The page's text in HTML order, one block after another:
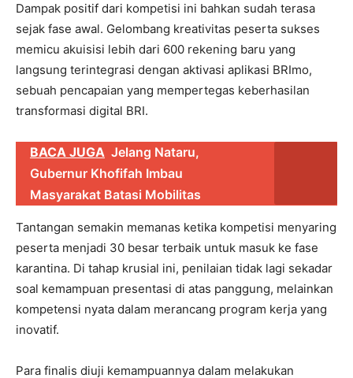
Dampak positif dari kompetisi ini bahkan sudah terasa
sejak fase awal. Gelombang kreativitas peserta sukses
memicu akuisisi lebih dari 600 rekening baru yang
langsung terintegrasi dengan aktivasi aplikasi BRImo,
sebuah pencapaian yang mempertegas keberhasilan
transformasi digital BRI.
BACA JUGA Jelang Nataru,
Gubernur Khofifah Imbau
Masyarakat Batasi Mobilitas
Tantangan semakin memanas ketika kompetisi menyaring
peserta menjadi 30 besar terbaik untuk masuk ke fase
karantina. Di tahap krusial ini, penilaian tidak lagi sekadar
soal kemampuan presentasi di atas panggung, melainkan
kompetensi nyata dalam merancang program kerja yang
inovatif.
Para finalis diuji kemampuannya dalam melakukan